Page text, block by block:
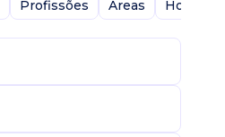
Profissões Áreas Home-